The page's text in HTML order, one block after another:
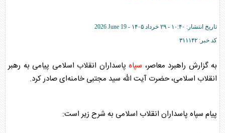
تاریخ انتشار: ۱۰:۴۰ - ۲۹ خرداد ۱۴۰۵ -
2026 June 19
کد خبر: ۳۱۱۱۴۲
به گزارش راهبرد معاصر، سپاه پاسداران انقلاب اسلامی پیامی به رهبر
انقلاب اسلامی، حضرت آیت الله سید مجتبی خامنه‌ای صادر کرد.
پیام سپاه پاسداران انقلاب اسلامی به شرح زیر است: